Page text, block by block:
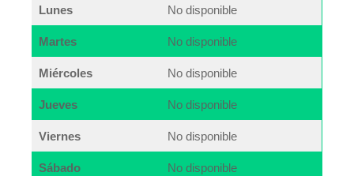
Lunes No disponible
Martes No disponible
Miércoles No disponible
Jueves No disponible
Viernes No disponible
Sábado No disponible